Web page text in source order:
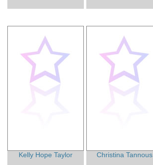
Kelly Hope Taylor Christina Tannous